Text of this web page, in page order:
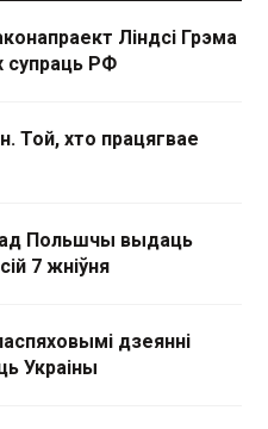
Ліндсі Грэма
супраць РФ
Той, хто працягвае
ад Польшчы выдаць
7 жніўня
дзеянні
Украіны